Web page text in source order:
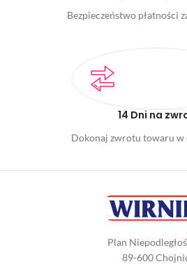
Bezpieczeństwo płatności
14 Dni na
Dokonaj zwrotu towaru w
Plan
89-600